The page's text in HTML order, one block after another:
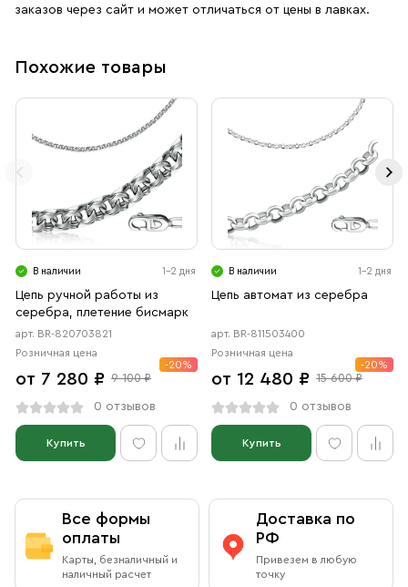
заказов через сайт и может отличаться от цены в лавках.
Похожие товары
В наличии 1-2 дня
Цепь ручной работы из
серебра, плетение бисмарк
арт. BR-820703821
Розничная цена
от 7 280 ₽ 9 100 ₽
-20%
0 отзывов
Купить
В наличии 1-2 дня
Цепь автомат из серебра
арт. BR-811503400
Розничная цена
от 12 480 ₽ 15 600 ₽
-20%
0 отзывов
Купить
Все формы
оплаты
Карты, безналичный и
наличный расчет
Доставка по
РФ
Привезем в любую
точку